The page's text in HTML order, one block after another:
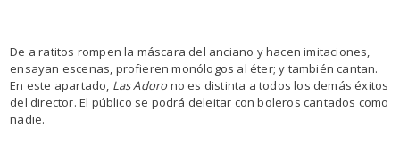
De a ratitos rompen la máscara del anciano y hacen imitaciones,
ensayan escenas, profieren monólogos al éter; y también cantan.
En este apartado, Las Adoro no es distinta a todos los demás éxitos
del director. El público se podrá deleitar con boleros cantados como
nadie.